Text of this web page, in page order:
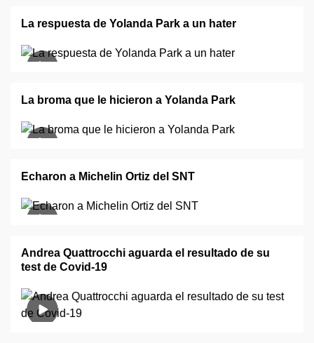
La respuesta de Yolanda Park a un hater
La broma que le hicieron a Yolanda Park
Echaron a Michelin Ortiz del SNT
Andrea Quattrocchi aguarda el resultado de su
test de Covid-19